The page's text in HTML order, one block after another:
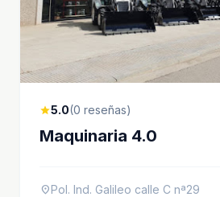
star5.0(0 reseñas)
Maquinaria 4.0
location_onPol. Ind. Galileo calle C nª29